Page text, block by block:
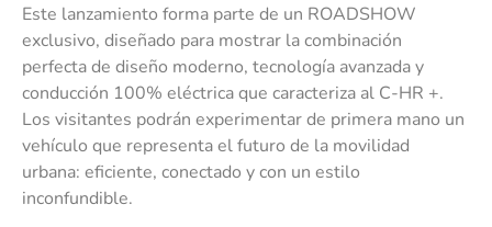
Este lanzamiento forma parte de un ROADSHOW
exclusivo, diseñado para mostrar la combinación
perfecta de diseño moderno, tecnología avanzada y
conducción 100% eléctrica que caracteriza al C-HR +.
Los visitantes podrán experimentar de primera mano un
vehículo que representa el futuro de la movilidad
urbana: eficiente, conectado y con un estilo
inconfundible.